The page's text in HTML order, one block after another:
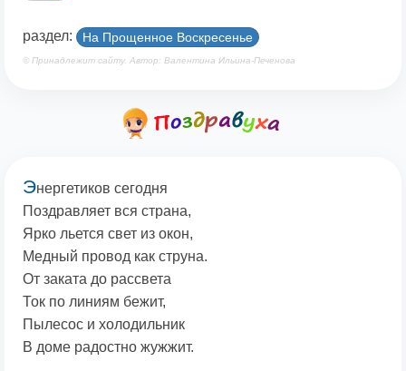
раздел: На Прощенное Воскресенье
© Принадлежит сайту. Автор: Валентина Ильина-Печенова
Энергетиков сегодня
Поздравляет вся страна,
Ярко льется свет из окон,
Медный провод как струна.
От заката до рассвета
Ток по линиям бежит,
Пылесос и холодильник
В доме радостно жужжит.